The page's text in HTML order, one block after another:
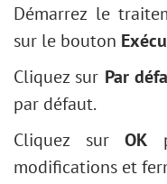
Démarrez le
sur le bouton
Cliquez sur Par
par défaut.
Cliquez sur OK
modifications et